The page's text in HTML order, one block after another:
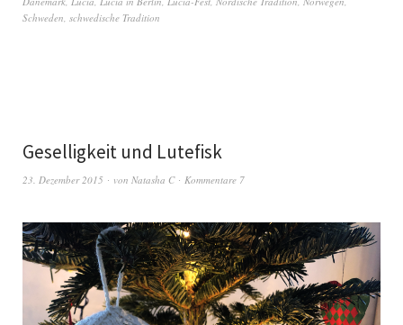
Schweden, schwedische Tradition
Geselligkeit und Lutefisk
23. Dezember 2015 von Natasha C Kommentare 7